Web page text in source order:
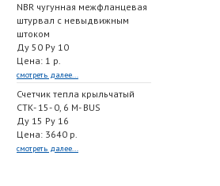
NBR чугунная межфланцевая
штурвал с невыдвижным
штоком
Ду 50 Ру 10
Цена: 1 р.
смотреть далее...
Счетчик тепла крыльчатый
СТК- 15- 0, 6 M- BUS
Ду 15 Ру 16
Цена: 3640 р.
смотреть далее...